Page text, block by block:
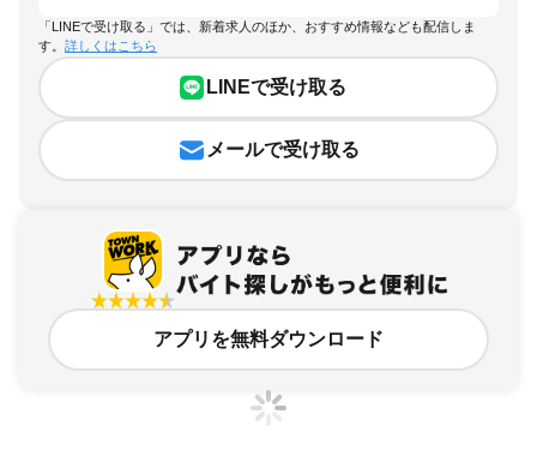
「LINEで受け取る」では、新着求人のほか、おすすめ情報なども配信しま
す。 詳しくはこちら
LINEで受け取る
メールで受け取る
アプリを無料ダウンロード